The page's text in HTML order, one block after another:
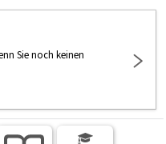
Sie noch keinen